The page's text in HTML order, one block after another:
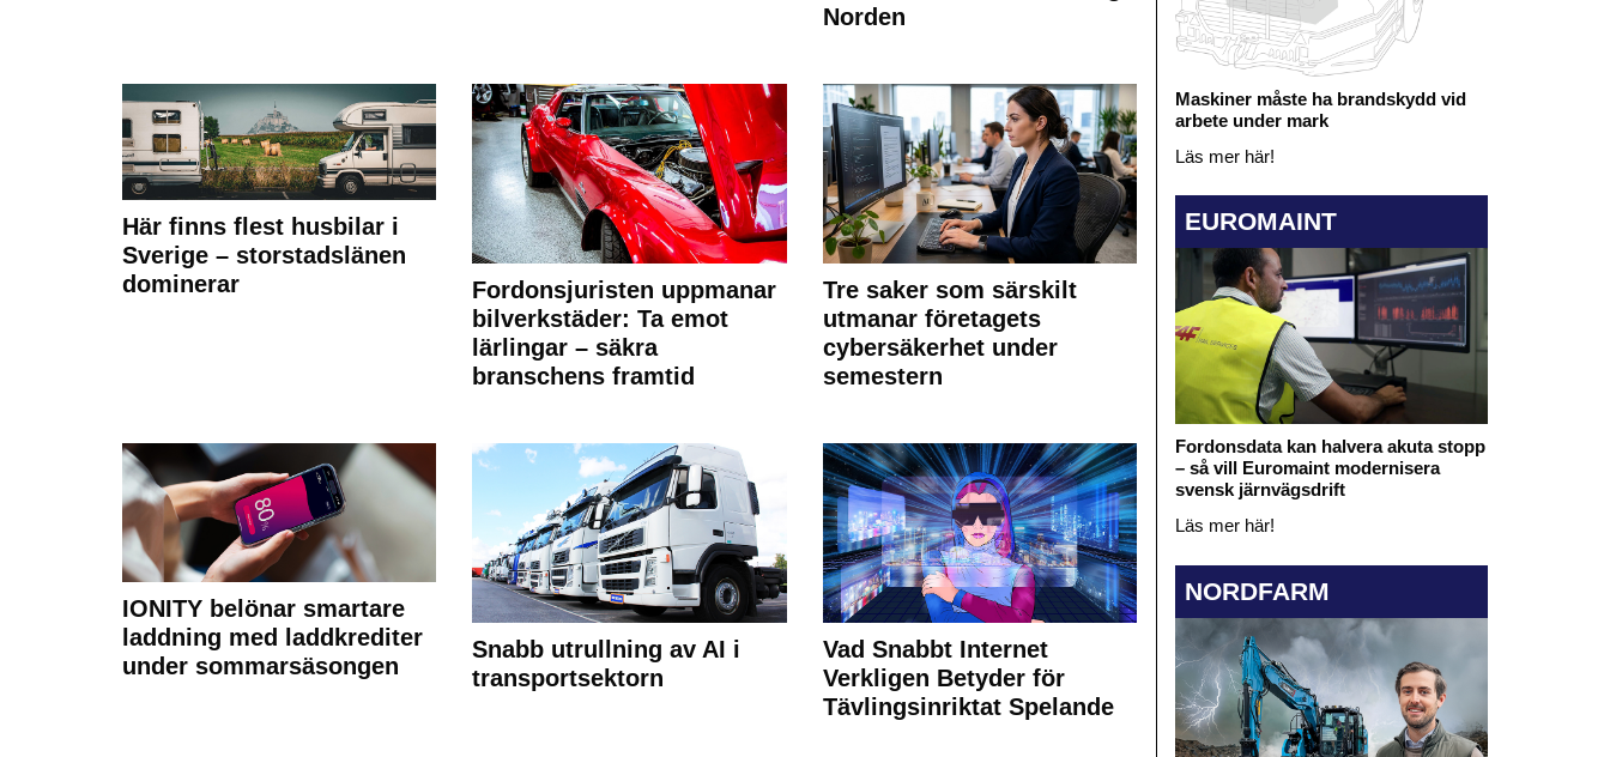
Norden
Här finns flest husbilar i
Sverige – storstadslänen
dominerar
Fordonsjuristen uppmanar
bilverkstäder: Ta emot
lärlingar – säkra
branschens framtid
Tre saker som särskilt
utmanar företagets
cybersäkerhet under
semestern
IONITY belönar smartare
laddning med laddkrediter
under sommarsäsongen
Snabb utrullning av AI i
transportsektorn
Vad Snabbt Internet
Verkligen Betyder för
Tävlingsinriktat Spelande
Maskiner måste ha brandskydd vid
arbete under mark
Läs mer här!
EUROMAINT
Fordonsdata kan halvera akuta stopp
– så vill Euromaint modernisera
svensk järnvägsdrift
Läs mer här!
NORDFARM